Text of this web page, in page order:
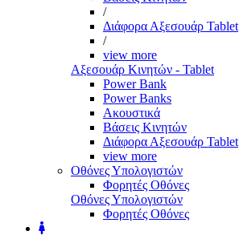
/
Διάφορα Αξεσουάρ Tablet
/
view more
Αξεσουάρ Κινητών - Tablet
Power Bank
Power Banks
Ακουστικά
Βάσεις Κινητών
Διάφορα Αξεσουάρ Tablet
view more
Οθόνες Υπολογιστών
Φορητές Οθόνες
Οθόνες Υπολογιστών
Φορητές Οθόνες